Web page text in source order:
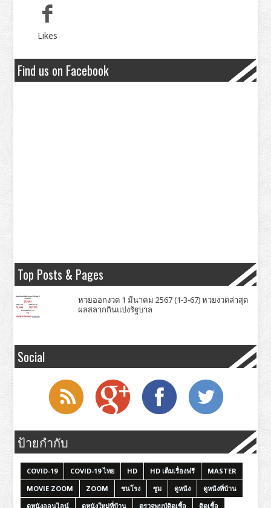
Likes
Find us on Facebook
Top Posts & Pages
หวยออกงวด 1 มีนาคม 2567 (1-3-67) หวยงวดล่าสุด
ผลสลากกินแบ่งรัฐบาล
Social
ป้ายกำกับ
COVID-19 COVID-19 ไทย HD HD เต็มเรื่องฟรี
MASTER
MOVIE ZOOM
ZOOM ชนโรง ซูม ดูหนัง
ดูหนังที่บ้าน
ดูหนังออนไลน์
ดูหนังใหม่ที่บ้าน ตรวจพบปู่ติดเชื้อ
ติดเชื้อ